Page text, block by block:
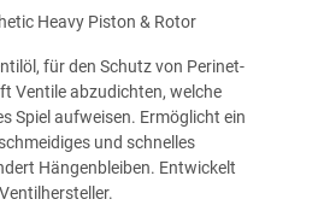
Heavy Piston & Rotor
für den Schutz von Perinet-
Ventile abzudichten, welche
Spiel aufweisen. Ermöglicht ein
und schnelles
Hängenbleiben. Entwickelt